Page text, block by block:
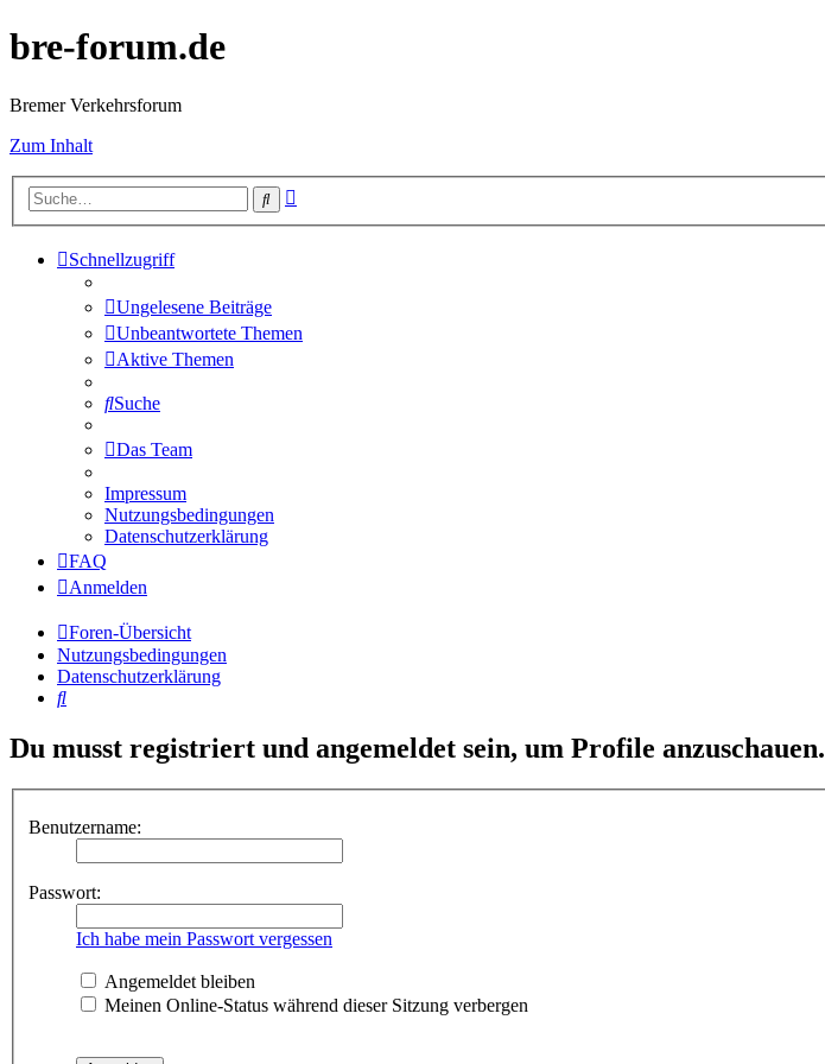
bre-forum.de
Bremer Verkehrsforum
Zum Inhalt
Suche
Schnellzugriff
Ungelesene Beiträge
Unbeantwortete Themen
Aktive Themen
Suche
Das Team
Impressum
Nutzungsbedingungen
Datenschutzerklärung
FAQ
Anmelden
Foren-Übersicht
Nutzungsbedingungen
Datenschutzerklärung
Suche
Du musst registriert und angemeldet sein, um Profile anzuschauen.
Benutzername:
Passwort:
Ich habe mein Passwort vergessen
Angemeldet bleiben
Meinen Online-Status während dieser Sitzung verbergen